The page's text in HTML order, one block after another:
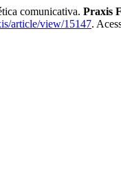
comunicativa. Praxis
article/view/15147.